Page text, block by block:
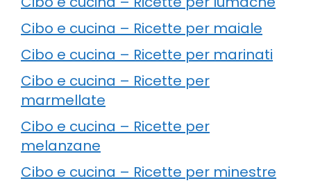
Cibo e cucina – Ricette per maiale
Cibo e cucina – Ricette per marinati
Cibo e cucina – Ricette per
marmellate
Cibo e cucina – Ricette per
melanzane
Cibo e cucina – Ricette per minestre